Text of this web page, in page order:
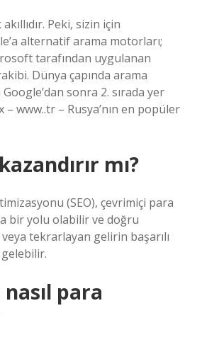
Peki, sizin için
alternatif arama motorları;
tarafından uygulanan
Dünya çapında arama
sonra 2. sırada yer
– www..tr – Rusya’nın en popüler
mı?
(SEO), çevrimiçi para
bir yolu olabilir ve doğru
veya tekrarlayan gelirin başarılı
nasıl para